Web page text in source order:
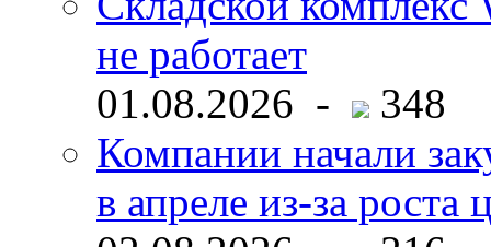
не работает
01.08.2026 -
348
Компании начали
в апреле из-за роста